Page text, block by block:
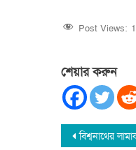
Post Views:
শেয়ার করুন
Post